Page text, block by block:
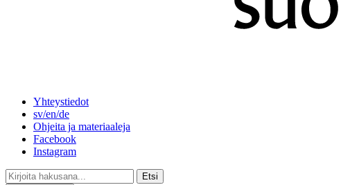
Yhteystiedot
sv/en/de
Ohjeita ja materiaaleja
Facebook
Instagram
Etsi